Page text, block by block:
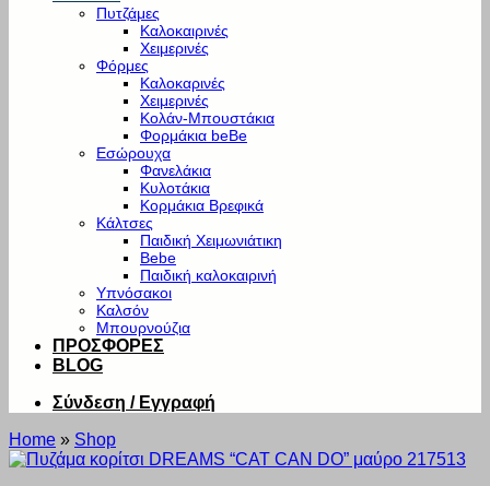
Πυτζάμες
Καλοκαιρινές
Χειμερινές
Φόρμες
Καλοκαρινές
Χειμερινές
Κολάν-Μπουστάκια
Φορμάκια beBe
Εσώρουχα
Φανελάκια
Κυλοτάκια
Κορμάκια Βρεφικά
Κάλτσες
Παιδική Χειμωνιάτικη
Bebe
Παιδική καλοκαιρινή
Υπνόσακοι
Καλσόν
Μπουρνούζια
ΠΡΟΣΦΟΡΕΣ
BLOG
Σύνδεση / Εγγραφή
Home » Shop